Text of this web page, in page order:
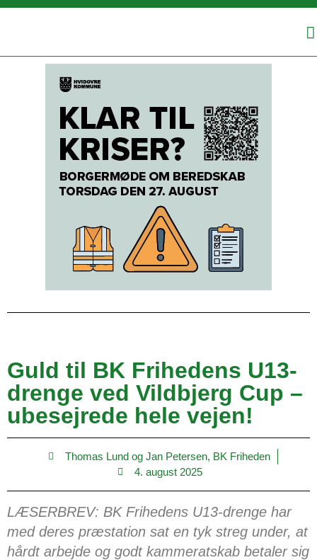
Guld til BK Frihedens U13-
drenge ved Vildbjerg Cup –
ubesejrede hele vejen!
Thomas Lund og Jan Petersen, BK Friheden
4. august 2025
LÆSERBREV: BK Frihedens U13-drenge har
med deres præstation sat en tyk streg under, at
hårdt arbejde og godt kammeratskab betaler sig